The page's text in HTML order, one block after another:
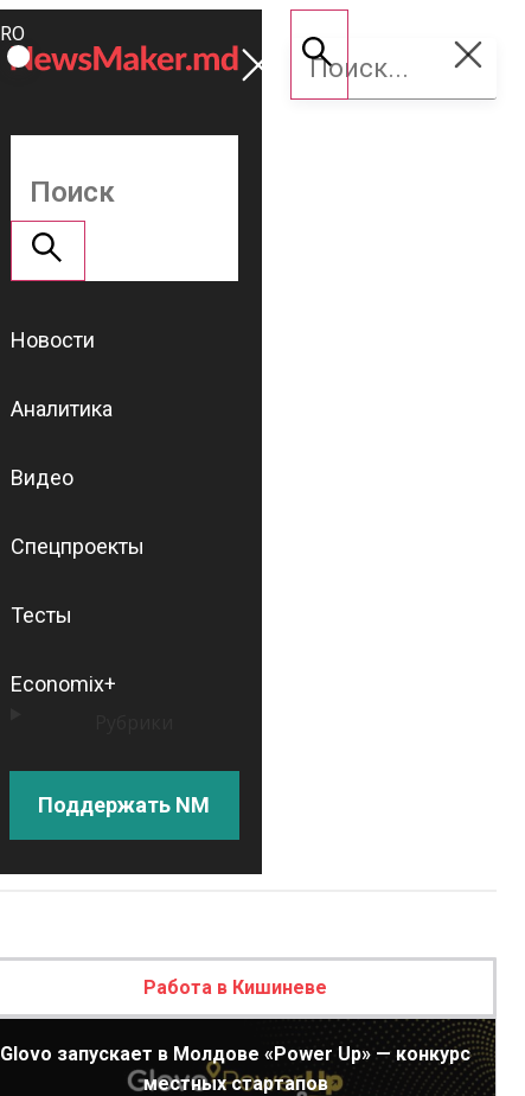
ROMÂNĂ
RU
Поддержать
NM
Новости
Аналитика
Видео
Спецпроекты
Тесты
Economix+
Поддержать NM
Работа в Кишиневе
Glovo запускает в Молдове «Power Up» — конкурс
местных стартапов